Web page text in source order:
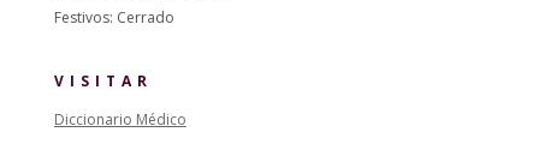
Festivos: Cerrado
VISITAR
Diccionario Médico